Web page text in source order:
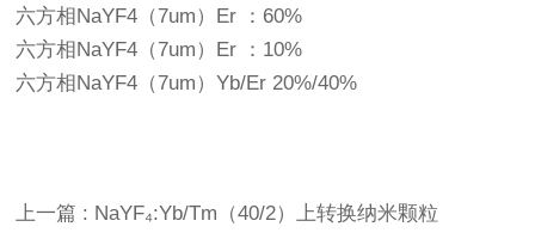
六方相NaYF4（7um）Er ：60%
六方相NaYF4（7um）Er ：10%
六方相NaYF4（7um）Yb/Er 20%/40%
上一篇 : NaYF₄:Yb/Tm（40/2）上转换纳米颗粒